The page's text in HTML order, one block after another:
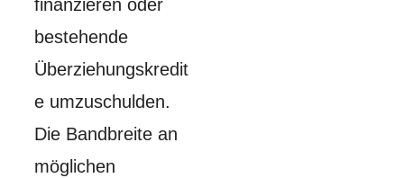
finanzieren oder
bestehende
Überziehungskredit
e umzuschulden.
Die Bandbreite an
möglichen